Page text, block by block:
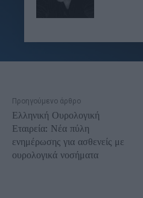
Προηγούμενο άρθρο
Ελληνική Ουρολογική
Εταιρεία: Νέα πύλη
ενημέρωσης για ασθενείς με
ουρολογικά νοσήματα